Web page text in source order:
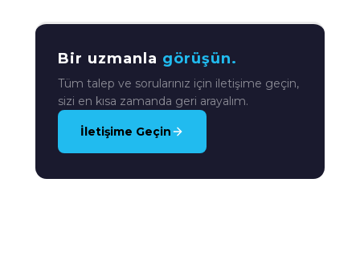
Bir uzmanla görüşün.
Tüm talep ve sorularınız için iletişime geçin,
sizi en kısa zamanda geri arayalım.
İletişime Geçin